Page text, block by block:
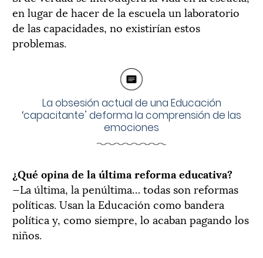
en lugar de hacer de la escuela un laboratorio
de las capacidades, no existirían estos
problemas.
La obsesión actual de una Educación
‘capacitante’ deforma la comprensión de las
emociones
¿Qué opina de la última reforma educativa?
—La última, la penúltima… todas son reformas
políticas. Usan la Educación como bandera
política y, como siempre, lo acaban pagando los
niños.